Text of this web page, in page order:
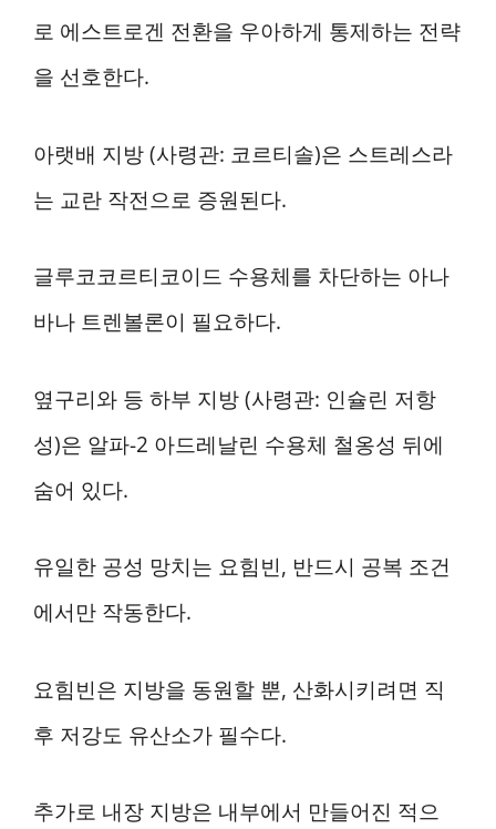
로 에스트로겐 전환을 우아하게 통제하는 전략
을 선호한다.
아랫배 지방 (사령관: 코르티솔)은 스트레스라
는 교란 작전으로 증원된다.
글루코코르티코이드 수용체를 차단하는 아나
바나 트렌볼론이 필요하다.
옆구리와 등 하부 지방 (사령관: 인슐린 저항
성)은 알파-2 아드레날린 수용체 철옹성 뒤에
숨어 있다.
유일한 공성 망치는 요힘빈, 반드시 공복 조건
에서만 작동한다.
요힘빈은 지방을 동원할 뿐, 산화시키려면 직
후 저강도 유산소가 필수다.
추가로 내장 지방은 내부에서 만들어진 적으